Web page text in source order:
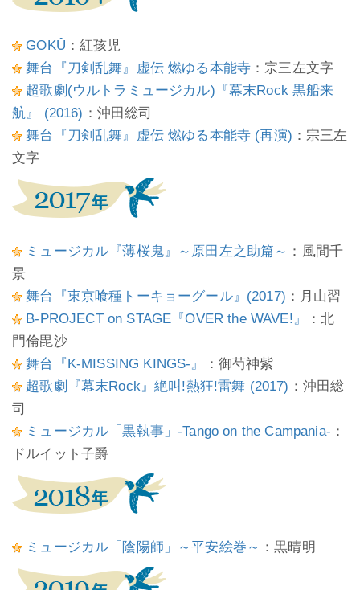
GOKÛ ：紅孩児
舞台『刀剣乱舞』虚伝 燃ゆる本能寺 ：宗三左文字
超歌劇(ウルトラミュージカル)『幕末Rock 黒船来
航』 (2016) ：沖田総司
舞台『刀剣乱舞』虚伝 燃ゆる本能寺 (再演) ：宗三左
文字
ミュージカル『薄桜鬼』～原田左之助篇～ ：風間千
景
舞台『東京喰種トーキョーグール』(2017) ：月山習
B-PROJECT on STAGE『OVER the WAVE!』
：北
門倫毘沙
舞台『K-MISSING KINGS-』
：御芍神紫
超歌劇『幕末Rock』絶叫!熱狂!雷舞 (2017) ：沖田総
司
ミュージカル「黒執事」-Tango on the Campania- ：
ドルイット子爵
ミュージカル「陰陽師」～平安絵巻～ ：黒晴明